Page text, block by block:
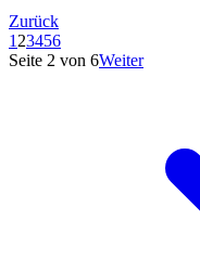
Zurück
1 23456
Seite 2 von 6Weiter